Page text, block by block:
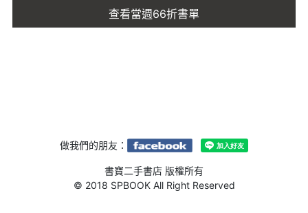
查看當週66折書單
做我們的朋友：
書寶二手書店 版權所有
© 2018 SPBOOK All Right Reserved